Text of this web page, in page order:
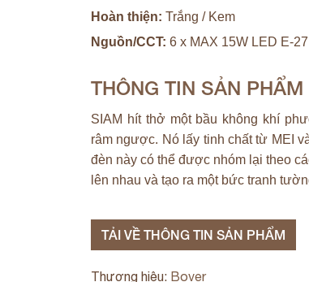
Hoàn thiện: Trắng / Kem
Nguồn/CCT: 6 x MAX 15W LED E-
THÔNG TIN SẢN PHẨM
SIAM hít thở một bầu không khí
râm ngược. Nó lấy tinh chất từ ​​MEI
đèn này có thể được nhóm lại theo
lên nhau và tạo ra một bức tranh
TẢI VỀ THÔNG TIN SẢN PHẨM
Thương hiệu: Bover